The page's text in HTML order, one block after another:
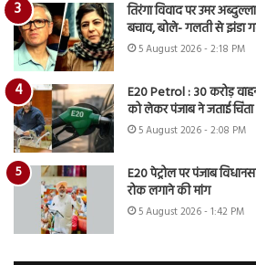
तिरंगा विवाद पर उमर
बचाव, बोले- गलती से झंडा
5 August 2026 - 2:18 PM
E20 Petrol : 30 करोड़
को लेकर पंजाब ने जताई चिंता
5 August 2026 - 2:08 PM
E20 पेट्रोल पर पंजाब
रोक लगाने की मांग
5 August 2026 - 1:42 PM